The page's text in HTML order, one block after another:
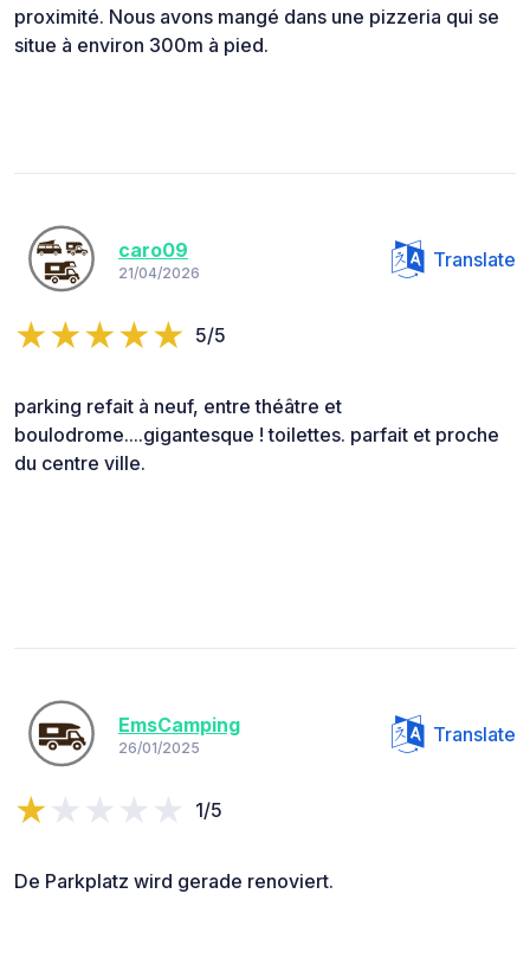
proximité. Nous avons mangé dans une pizzeria qui se
situe à environ 300m à pied.
caro09
21/04/2026
Translate
5/5
parking refait à neuf, entre théâtre et
boulodrome....gigantesque ! toilettes. parfait et proche
du centre ville.
EmsCamping
26/01/2025
Translate
1/5
De Parkplatz wird gerade renoviert.